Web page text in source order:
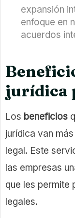
expansión
enfoque en
acuerdos
jurídica
Los beneficios
jurídica van
legal. Este
las empresas
que les permite
legales.